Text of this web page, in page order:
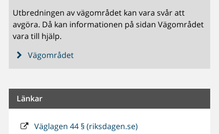
Utbredningen av vägområdet kan vara svår att
avgöra. Då kan informationen på sidan Vägområdet
vara till hjälp.
Vägområdet
Länkar
Väglagen 44 § (riksdagen.se)